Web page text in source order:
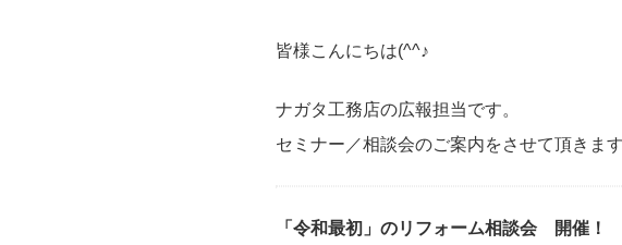
皆様こんにちは(^^♪
ナガタ工務店の広報担当です。
セミナー／相談会のご案内をさせて頂きます
「令和最初」のリフォーム相談会 開催！